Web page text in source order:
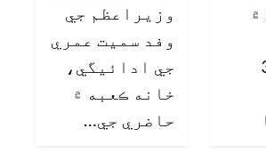
3
وزيراعظم جي
وفد سميت عمري
جي ادائيگي،
خانه ڪعبه ۾
حاضري جي…